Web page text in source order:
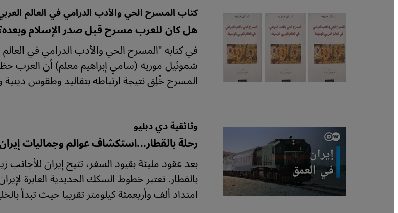
كتاب المسرح الحي والأدب الدرامي في العالم
هل كان للعرب مسرح قبل صدر الإسلام
في كتابه "المسرح الحي والأدب الدرامي في
شموئيل موريه (سامي إبراهيم معلم) أن العرب
المسرح خُلِق نتيجة ارتباطه بتقاليد وطقوس
وثائقية دي دبليو
رحلة بالقطار...استكشاف عوالم وجماليات
بعد عقود مليئة بقيود السفر، تتيح إيران للأجانب
بالقطار. تعتبر خطوط السكك الحديدية العابرة
امتداد ألف وأربعمئة كيلومتر تقريبا حيث تبدأ